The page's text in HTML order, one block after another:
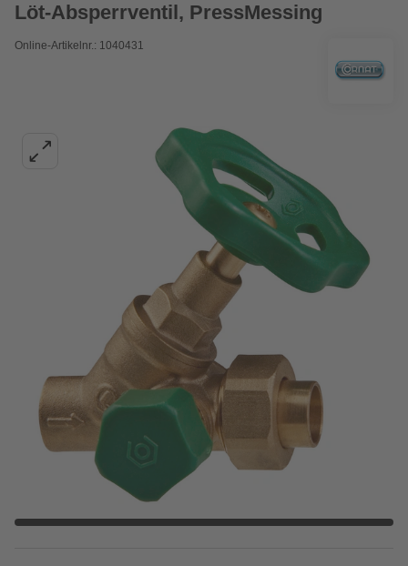
Löt-Absperrventil, PressMessing
Online-Artikelnr.: 1040431